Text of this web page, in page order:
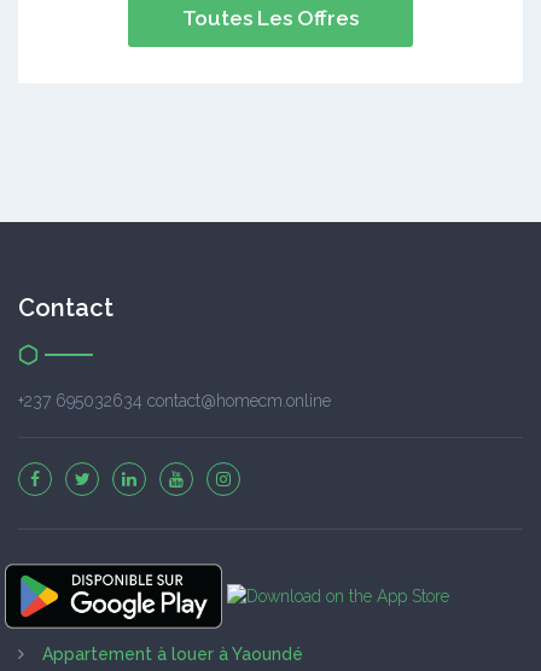
Toutes Les Offres
Contact
+237 695032634 contact@homecm.online
Appartement à louer à Yaoundé